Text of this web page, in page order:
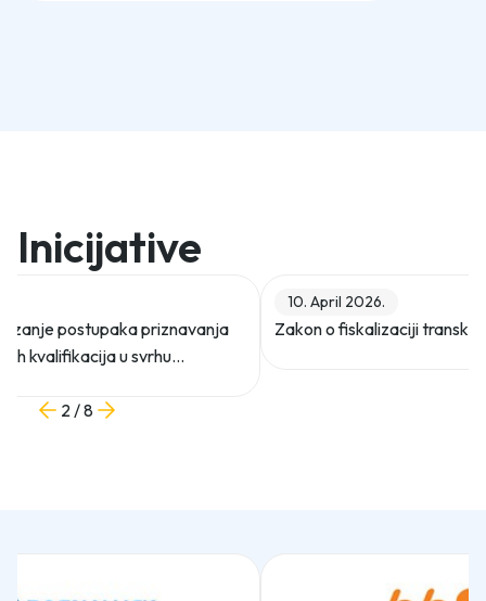
Inicijative
postupaka priznavanja
kvalifikacija u svrhu
10. April 2026.
Zakon o fiskalizaciji
2 / 8